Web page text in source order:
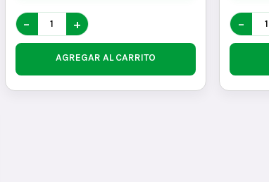
− +
AGREGAR AL CARRITO
−